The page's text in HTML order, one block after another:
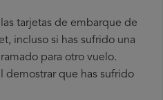
tarjetas de embarque de
incluso si has sufrido una
para otro vuelo.
demostrar que has sufrido